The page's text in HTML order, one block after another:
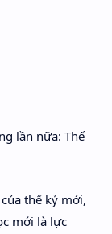
lần nữa: Thế
thế kỷ mới,
mới là lực